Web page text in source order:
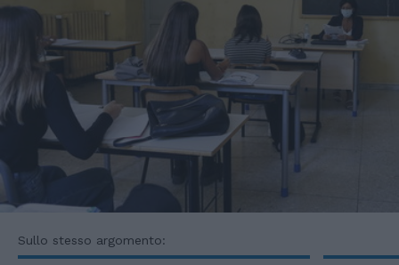
Sullo stesso argomento: